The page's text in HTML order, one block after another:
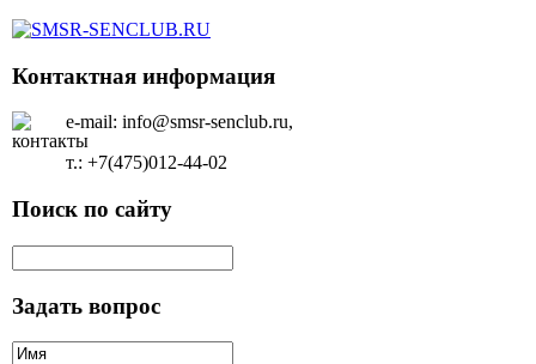
Контактная информация
e-mail: info@smsr-senclub.ru,
т.: +7(475)012-44-02
Поиск по сайту
Задать вопрос